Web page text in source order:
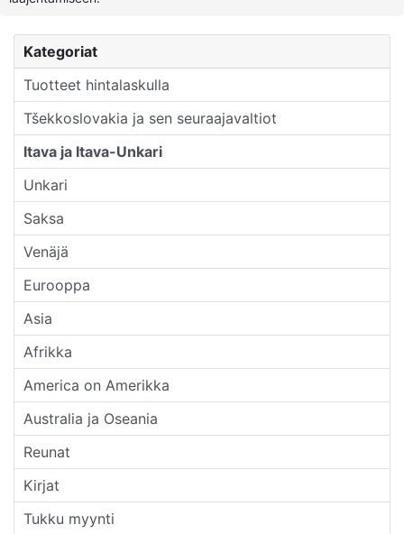
Kategoriat
Tuotteet hintalaskulla
Tšekkoslovakia ja sen seuraajavaltiot
Itava ja Itava-Unkari
Unkari
Saksa
Venäjä
Eurooppa
Asia
Afrikka
America on Amerikka
Australia ja Oseania
Reunat
Kirjat
Tukku myynti